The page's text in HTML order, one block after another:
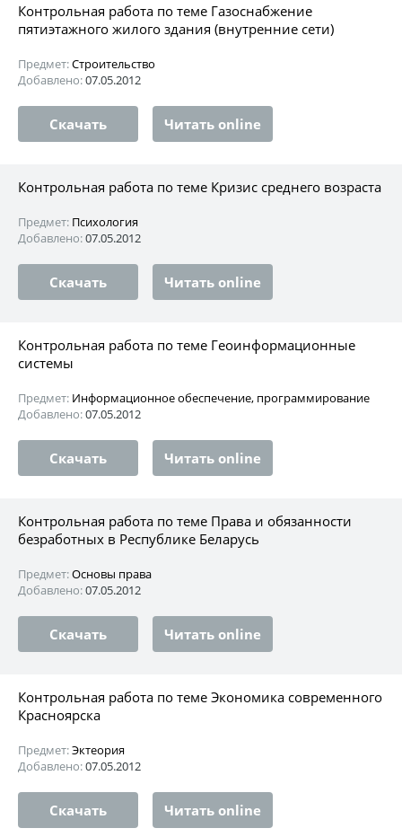
Контрольная работа по теме Газоснабжение
пятиэтажного жилого здания (внутренние сети)
Предмет:Строительство
Добавлено:07.05.2012
Скачать Читать online
Контрольная работа по теме Кризис среднего возраста
Предмет: Психология
Добавлено:07.05.2012
Скачать Читать online
Контрольная работа по теме Геоинформационные
системы
Предмет: Информационное обеспечение, программирование
Добавлено:07.05.2012
Скачать Читать online
Контрольная работа по теме Права и обязанности
безработных в Республике Беларусь
Предмет:Основы права
Добавлено:07.05.2012
Скачать Читать online
Контрольная работа по теме Экономика современного
Красноярска
Предмет:Эктеория
Добавлено:07.05.2012
Скачать Читать online